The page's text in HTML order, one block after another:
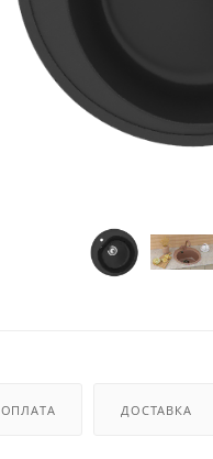
ОПЛАТА ДОСТАВКА